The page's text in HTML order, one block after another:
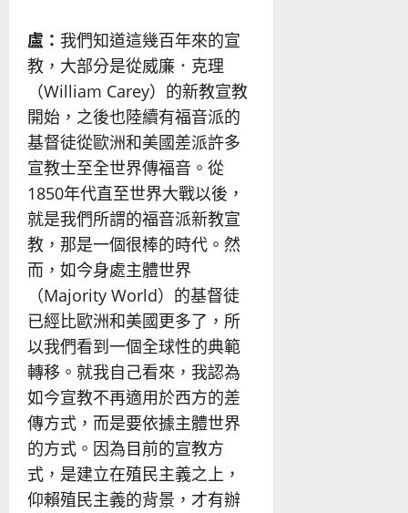
盧： 我們知道這幾百年來的宣
教，大部分是從威廉．克理
（William Carey）的新教宣教
開始，之後也陸續有福音派的
基督徒從歐洲和美國差派許多
宣教士至全世界傳福音。從
1850年代直至世界大戰以後，
就是我們所謂的福音派新教宣
教，那是一個很棒的時代。然
而，如今身處主體世界
（Majority World）的基督徒
已經比歐洲和美國更多了，所
以我們看到一個全球性的典範
轉移。就我自己看來，我認為
如今宣教不再適用於西方的差
傳方式，而是要依據主體世界
的方式。因為目前的宣教方
式，是建立在殖民主義之上，
仰賴殖民主義的背景，才有辦